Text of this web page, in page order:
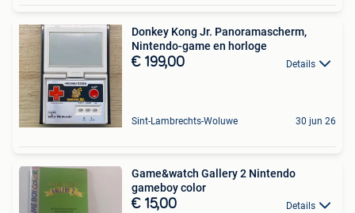
Donkey Kong Jr. Panoramascherm,
Nintendo-game en horloge
€ 199,00 Details
Sint-Lambrechts-Woluwe 30 jun 26
Game&watch Gallery 2 Nintendo
gameboy color
€ 15,00 Details